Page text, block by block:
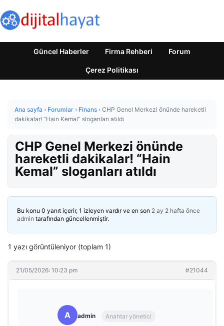
Güncel Haberler Firma Rehberi Forum
Çerez Politikası
Ana sayfa › Forumlar › Finans › CHP Genel Merkezi önünde hareketli
dakikalar! “Hain Kemal” sloganları atıldı
CHP Genel Merkezi önünde
hareketli dakikalar! “Hain
Kemal” sloganları atıldı
Bu konu 0 yanıt içerir, 1 izleyen vardır ve en son 2 ay 2 hafta önce
admin tarafından güncellenmiştir.
1 yazı görüntüleniyor (toplam 1)
21/05/2026: 10:23 pm #21044
A admin Anahtar yönetici